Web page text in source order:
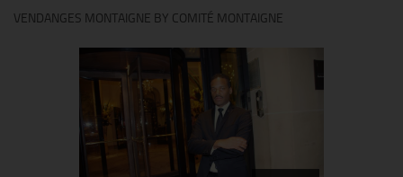
VENDANGES MONTAIGNE BY COMITÉ MONTAIGNE